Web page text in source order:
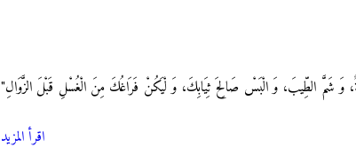
سُنَّةٌ، وَ شَمَّ الطِّيبَ، وَ الْبَسْ صَالِحَ ثِيَابِكَ، وَ لْيَكُنْ فَرَاغُكَ مِنَ الْغُسْلِ قَبْلَ الزَّوَالِ"
اقرأ المزيد